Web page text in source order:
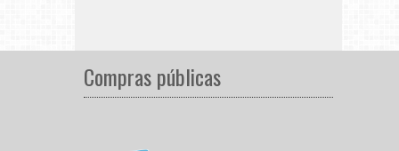
Compras públicas